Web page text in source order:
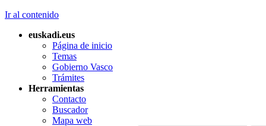
Ir al contenido
euskadi.eus
Página de inicio
Temas
Gobierno Vasco
Trámites
Herramientas
Contacto
Buscador
Mapa web